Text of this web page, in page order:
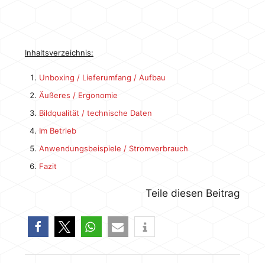
Inhaltsverzeichnis:
Unboxing / Lieferumfang / Aufbau
Äußeres / Ergonomie
Bildqualität / technische Daten
Im Betrieb
Anwendungsbeispiele / Stromverbrauch
Fazit
Teile diesen Beitrag